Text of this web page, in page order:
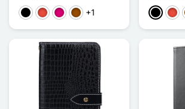
Schwarz
Rot Magenta
Braun
+1 Schwarz
Rot